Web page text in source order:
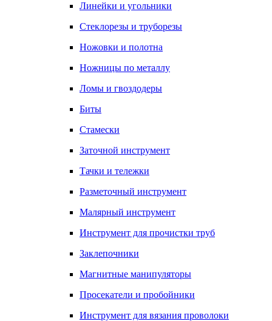
Линейки и угольники
Стеклорезы и труборезы
Ножовки и полотна
Ножницы по металлу
Ломы и гвоздодеры
Биты
Стамески
Заточной инструмент
Тачки и тележки
Разметочный инструмент
Малярный инструмент
Инструмент для прочистки труб
Заклепочники
Магнитные манипуляторы
Просекатели и пробойники
Инструмент для вязания проволоки